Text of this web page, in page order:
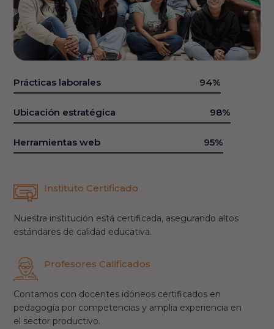
Prácticas laborales
Ubicación estratégica
Herramientas web
Instituto Certificado
Nuestra institución está certificada, asegurando altos
estándares de calidad educativa.
Profesores Calificados
Contamos con docentes idóneos certificados en
pedagogía por competencias y amplia experiencia en
el sector productivo.